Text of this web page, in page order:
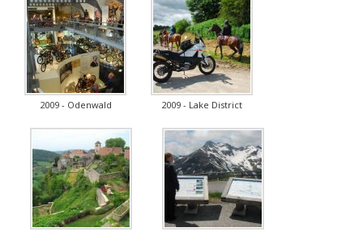
2009 - Odenwald 2009 - Lake District